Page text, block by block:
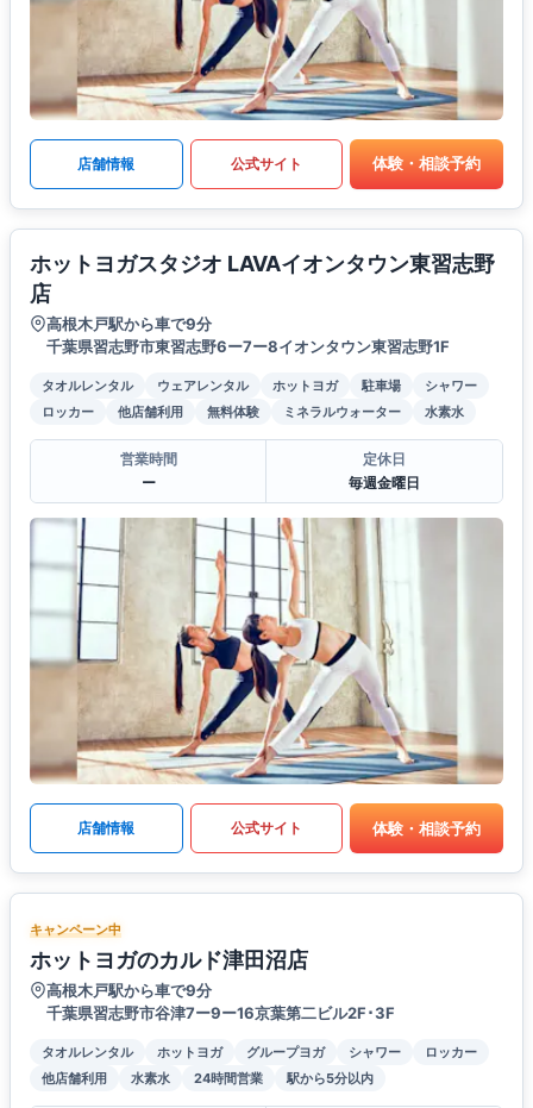
店舗情報 公式サイト 体験・相談予約
ホットヨガスタジオ LAVAイオンタウン東習志野
店
高根木戸駅から車で9分
千葉県習志野市東習志野6ー7ー8イオンタウン東習志野1F
タオルレンタル ウェアレンタル ホットヨガ 駐車場
シャワー
ロッカー
他店舗利用 無料体験 ミネラルウォーター 水素水
営業時間
ー
定休日
毎週金曜日
店舗情報 公式サイト 体験・相談予約
キャンペーン中
ホットヨガのカルド津田沼店
高根木戸駅から車で9分
千葉県習志野市谷津7ー9ー16京葉第二ビル2F･3F
タオルレンタル ホットヨガ グループヨガ シャワー
ロッカー
他店舗利用
水素水 24時間営業 駅から5分以内